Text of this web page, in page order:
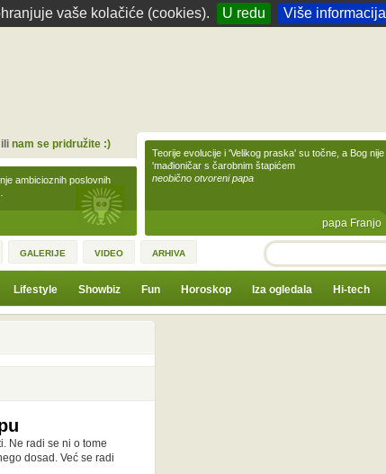
vaše kolačiće (cookies). U redu Više informacija
ambicioznih poslovnih
nam se pridružite :)
Teorije evolucije i 'Velikog praska' su točne, a Bog nije
'mađioničar s čarobnim štapićem
neobično otvoreni papa
papa Franjo
GALERIJE VIDEO ARHIVA TRAŽI
Lifestyle Showbiz Fun Horoskop Iza ogledala Hi-tech
Ne radi se ni o tome
dosad. Već se radi